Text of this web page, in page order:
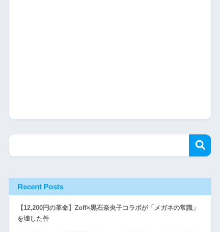
Recent Posts
【12,200円の革命】Zoff×黒石奈央子コラボが「メガネの常識」
を壊した件